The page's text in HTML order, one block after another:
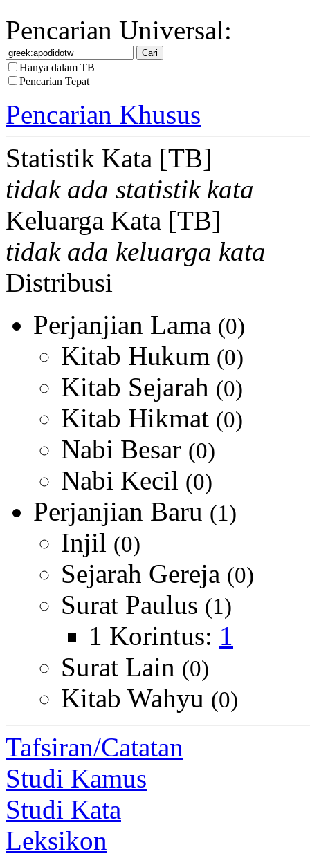
Pencarian Universal:
Hanya dalam TB
Pencarian Tepat
Pencarian Khusus
Statistik Kata [TB]
tidak ada statistik kata
Keluarga Kata [TB]
tidak ada keluarga kata
Distribusi
Perjanjian Lama (0)
Kitab Hukum (0)
Kitab Sejarah (0)
Kitab Hikmat (0)
Nabi Besar (0)
Nabi Kecil (0)
Perjanjian Baru (1)
Injil (0)
Sejarah Gereja (0)
Surat Paulus (1)
1 Korintus: 1
Surat Lain (0)
Kitab Wahyu (0)
Tafsiran/Catatan
Studi Kamus
Studi Kata
Leksikon